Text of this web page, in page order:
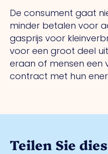
De consument gaat
minder betalen voor
gasprijs voor
voor een groot deel
eraan of mensen een
contract met hun
Teilen Sie